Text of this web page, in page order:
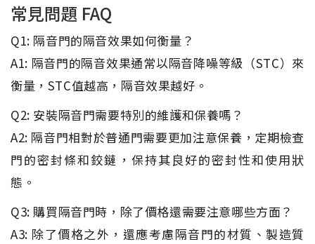
常見問題 FAQ
Q1: 隔音門的隔音效果如何衡量？
A1: 隔音門的隔音效果通常以隔音降噪等級（STC）來
衡量，STC值越高，隔音效果越好。
Q2: 安裝隔音門需要特別的維護和保養嗎？
A2: 隔音門相對於普通門需要更加注意保養，定期檢查
門的密封條和鉸鏈，保持其良好的密封性和使用狀
態。
Q3: 購買隔音門時，除了價格還需要注意哪些方面？
A3: 除了價格之外，還應考慮隔音門的材質、製造質